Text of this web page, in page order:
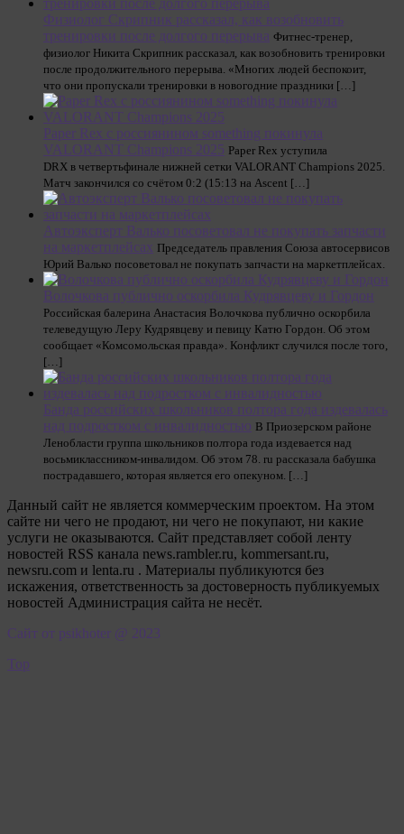
Физиолог Скрипник рассказал, как возобновить
тренировки после долгого перерыва Фитнес-тренер,
физиолог Никита Скрипник рассказал, как возобновить тренировки
после продолжительного перерыва. «Многих людей беспокоит,
что они пропускали тренировки в новогодние праздники […]
Paper Rex с россиянином something покинула
VALORANT Champions 2025 Paper Rex уступила
DRX в четвертьфинале нижней сетки VALORANT Champions 2025.
Матч закончился со счётом 0:2 (15:13 на Ascent […]
Автоэксперт Валько посоветовал не покупать запчасти
на маркетплейсах Председатель правления Союза автосервисов
Юрий Валько посоветовал не покупать запчасти на маркетплейсах.
Волочкова публично оскорбила Кудрявцеву и Гордон
Российская балерина Анастасия Волочкова публично оскорбила
телеведущую Леру Кудрявцеву и певицу Катю Гордон. Об этом
сообщает «Комсомольская правда». Конфликт случился после того,
[…]
Банда российских школьников полтора года издевалась
над подростком с инвалидностью В Приозерском районе
Ленобласти группа школьников полтора года издевается над
восьмиклассником-инвалидом. Об этом 78. ru рассказала бабушка
пострадавшего, которая является его опекуном. […]
Данный сайт не является коммерческим проектом. На этом
сайте ни чего не продают, ни чего не покупают, ни какие
услуги не оказываются. Сайт представляет собой ленту
новостей RSS канала news.rambler.ru, kommersant.ru,
newsru.com и lenta.ru . Материалы публикуются без
искажения, ответственность за достоверность публикуемых
новостей Администрация сайта не несёт.
Сайт от psikhoter @ 2023
Top